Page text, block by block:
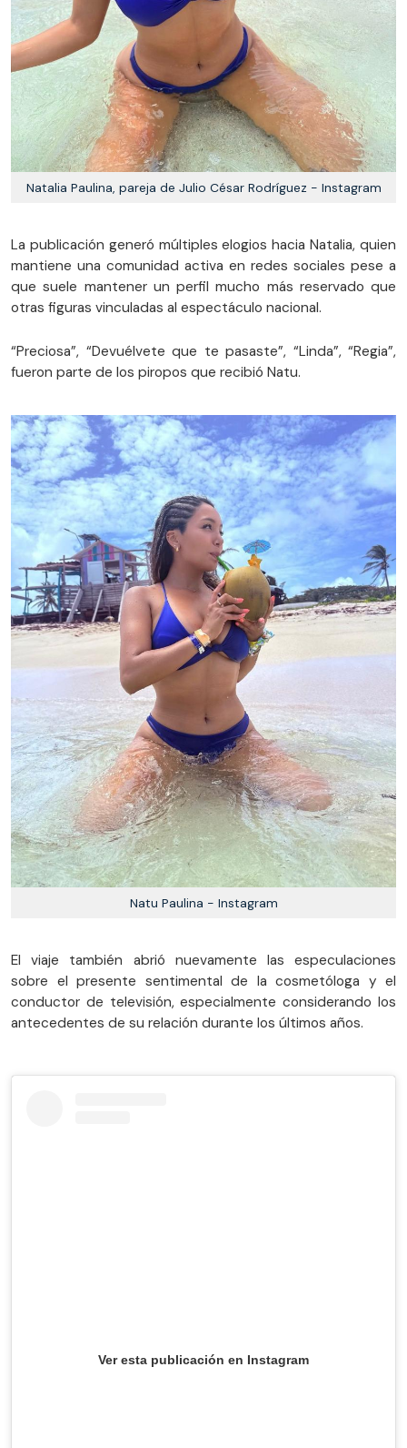
Natalia Paulina, pareja de Julio César Rodríguez - Instagram
La publicación generó múltiples elogios hacia Natalia, quien
mantiene una comunidad activa en redes sociales pese a
que suele mantener un perfil mucho más reservado que
otras figuras vinculadas al espectáculo nacional.
“Preciosa”, “Devuélvete que te pasaste”, “Linda”, “Regia”,
fueron parte de los piropos que recibió Natu.
Natu Paulina - Instagram
El viaje también abrió nuevamente las especulaciones
sobre el presente sentimental de la cosmetóloga y el
conductor de televisión, especialmente considerando los
antecedentes de su relación durante los últimos años.
Ver esta publicación en Instagram